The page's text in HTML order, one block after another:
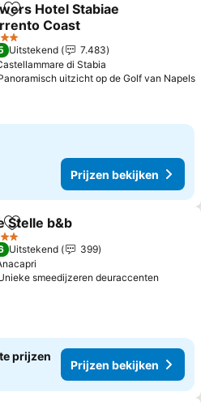
Toevoegen aan favorieten
Hotel Stabiae
Coast
bekijken
Uitstekend
7.483
di Stabia
uitzicht op de Golf van Napels
Prijzen bekijken
Toevoegen aan favorieten
Stelle b&b
Uitstekend
399
smeedijzeren deuraccenten
prijzen
Prijzen bekijken